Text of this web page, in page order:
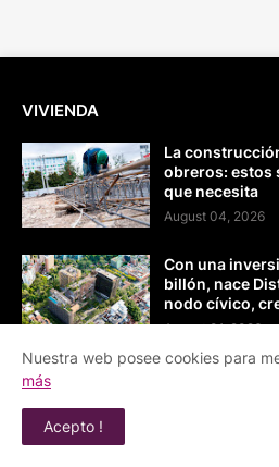
VIVIENDA
La
obreros: estos
que necesita
August 04, 2026
Con una
billón, nace
nodo cívico,
August 01, 2026
Nuestra web posee cookies para
más
Acepto !